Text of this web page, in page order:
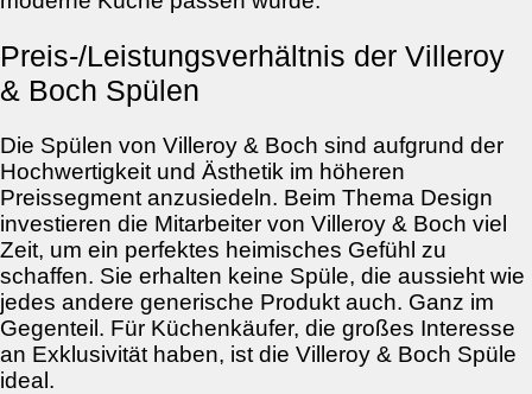
Preis-/Leistungsverhältnis der Villeroy
& Boch Spülen
Die Spülen von Villeroy & Boch sind aufgrund der
Hochwertigkeit und Ästhetik im höheren
Preissegment anzusiedeln. Beim Thema Design
investieren die Mitarbeiter von Villeroy & Boch viel
Zeit, um ein perfektes heimisches Gefühl zu
schaffen. Sie erhalten keine Spüle, die aussieht wie
jedes andere generische Produkt auch. Ganz im
Gegenteil. Für Küchenkäufer, die großes Interesse
an Exklusivität haben, ist die Villeroy & Boch Spüle
ideal.